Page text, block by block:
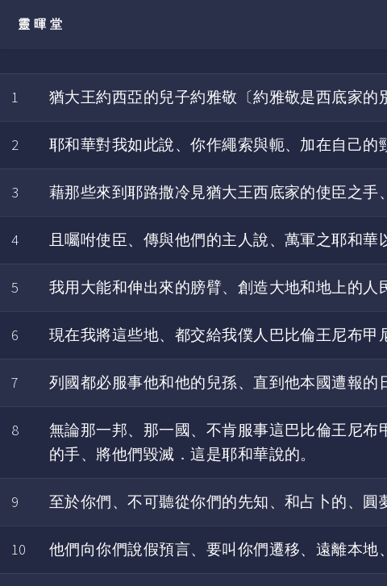
靈暉堂
1
猶大王約西亞的兒子約雅敬〔約雅敬是西底家的
2 耶和華對我如此說、你作繩索與軛、加在自己的
3 藉那些來到耶路撒冷見猶大王西底家的使臣之手
4 且囑咐使臣、傳與他們的主人說、萬軍之耶和華
5 我用大能和伸出來的膀臂、創造大地和地上的人
6 現在我將這些地、都交給我僕人巴比倫王尼布甲
7 列國都必服事他和他的兒孫、直到他本國遭報的
8
無論那一邦、那一國、不肯服事這巴比倫王尼
的手、將他們毀滅．這是耶和華說的。
9 至於你們、不可聽從你們的先知、和占卜的、圓
10 他們向你們說假預言、要叫你們遷移、遠離本地